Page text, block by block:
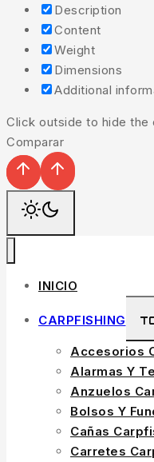
Description
Content
Weight
Dimensions
Additional
Click outside to hide the
Comparar
INICIO
CARPFISHING
Accesorios
Alarmas Y
Anzuelos
Bolsos Y
Cañas
Carretes